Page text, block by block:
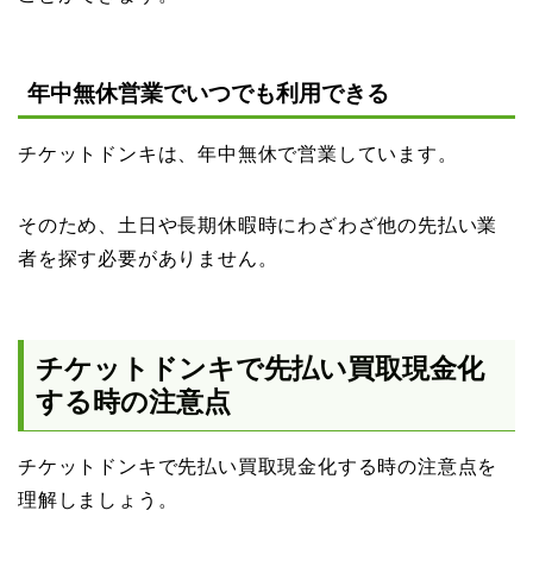
年中無休営業でいつでも利用できる
チケットドンキは、年中無休で営業しています。
そのため、土日や長期休暇時にわざわざ他の先払い業
者を探す必要がありません。
チケットドンキで先払い買取現金化
する時の注意点
チケットドンキで先払い買取現金化する時の注意点を
理解しましょう。